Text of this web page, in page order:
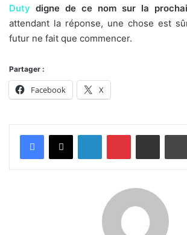
Duty digne de ce nom sur la
attendant la réponse, une chose est
futur ne fait que commencer.
Partager :
Facebook X
LinkedinPinterestPartager par email